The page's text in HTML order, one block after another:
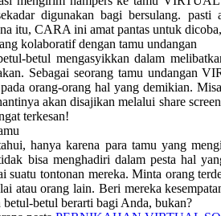
digunakan bagi bersulang.
itu, CARA ini amat pantas untuk
kolaboratif dengan tamu undangan
betul mengasyikkan dalam
Sebagai seorang tamu
orang-orang hal yang demikian.
akan disajikan melalui share
terkesan!
hanya karena para tamu yang
bisa menghadiri dalam pesta hal
suatu tontonan mereka. Minta orang
atau orang lain. Beri mereka
betul-betul berarti bagi Anda, bukan?